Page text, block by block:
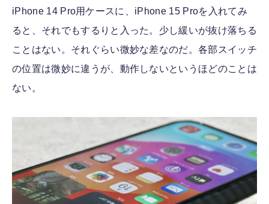
iPhone 14 Pro用ケースに、iPhone 15 Proを入れてみ
ると、それでもするりと入った。少し緩いが抜け落ちる
ことはない。それぐらい微妙な差なのだ。各部スイッチ
の位置は微妙に違うが、動作しないというほどのことは
ない。